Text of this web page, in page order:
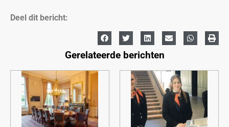
Deel dit bericht:
Gerelateerde berichten